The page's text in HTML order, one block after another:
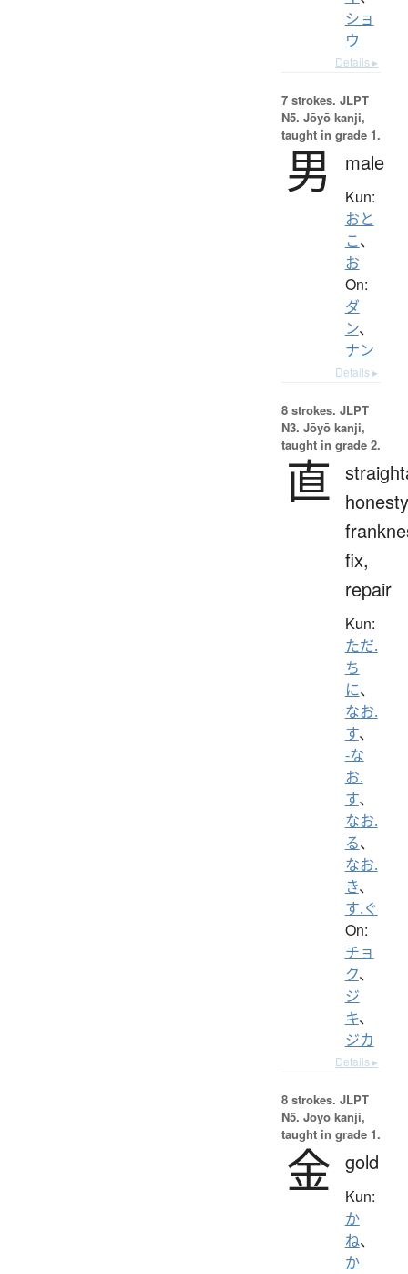
ショ
ウ
Details ▸
7 strokes. JLPT
N5. Jōyō kanji,
taught in grade 1.
男 male
Kun:
おと
こ、
お
On:
ダ
ン、
ナン
Details ▸
8 strokes. JLPT
N3. Jōyō kanji,
taught in grade 2.
直
fix,
repair
Kun:
ただ.
ち
に、
なお.
す、
-な
お.
す、
なお.
る、
なお.
き、
す.ぐ
On:
チョ
ク、
ジ
キ、
ジカ
Details ▸
8 strokes. JLPT
N5. Jōyō kanji,
taught in grade 1.
金 gold
Kun:
か
ね、
か